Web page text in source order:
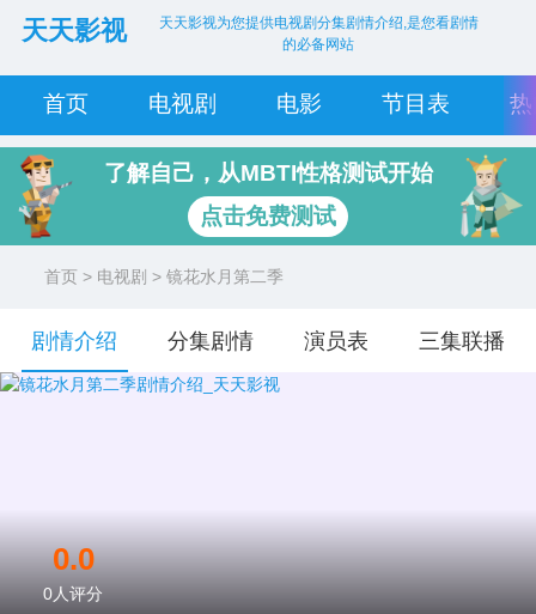
天天影视
天天影视为您提供电视剧分集剧情介绍,是您看剧情
的必备网站
首页 电视剧 电影 节目表
了解自己，从MBTI性格测试开始
点击免费测试
首页 > 电视剧 > 镜花水月第二季
剧情介绍 分集剧情 演员表 三集联播
0.0
0人评分